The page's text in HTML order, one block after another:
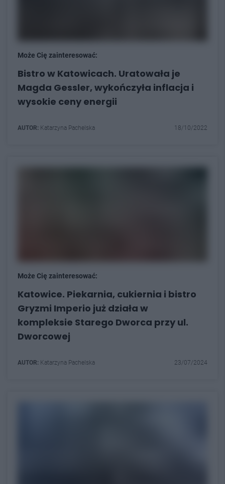
Może Cię zainteresować:
Bistro w Katowicach. Uratowała je
Magda Gessler, wykończyła inflacja i
wysokie ceny energii
AUTOR: Katarzyna Pachelska 18/10/2022
Może Cię zainteresować:
Katowice. Piekarnia, cukiernia i bistro
Gryzmi Imperio już działa w
kompleksie Starego Dworca przy ul.
Dworcowej
AUTOR: Katarzyna Pachelska 23/07/2024